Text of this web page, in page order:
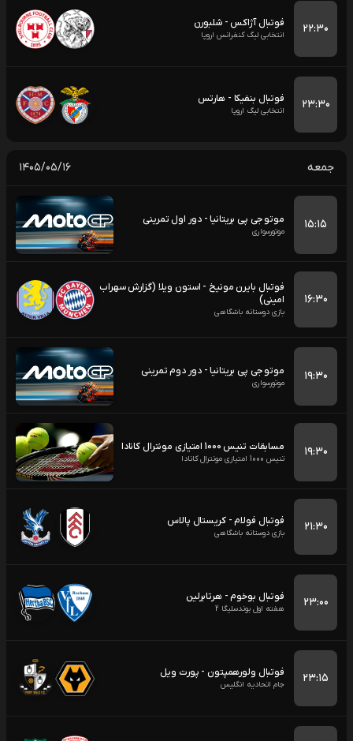
۲۲:۳۰ فوتبال آژاکس - شلبورن
انتخابی لیگ کنفرانس اروپا
۲۳:۳۰ فوتبال بنفیکا - هارتس
انتخابی لیگ اروپا
جمعه ۱۴۰۵/۰۵/۱۶
۱۵:۱۵ موتو جی پی بریتانیا - دور اول تمرینی
موتورسواری
۱۶:۳۰
فوتبال بایرن مونیخ - استون ویلا (گزارش سهراب
امینی)
بازی دوستانه باشگاهی
۱۹:۳۰ موتو جی پی بریتانیا - دور دوم تمرینی
موتورسواری
۱۹:۳۰ مسابقات تنیس 1000 امتیازی مونترال کانادا
تنیس 1000 امتیازی مونترال کانادا
۲۱:۳۰ فوتبال فولام - کریستال پالاس
بازی دوستانه باشگاهی
۲۳:۰۰ فوتبال بوخوم - هرتابرلین
هفته اول بوندسلیگا 2
۲۳:۱۵ فوتبال ولورهمپتون - پورت ویل
جام اتحادیه انگلیس